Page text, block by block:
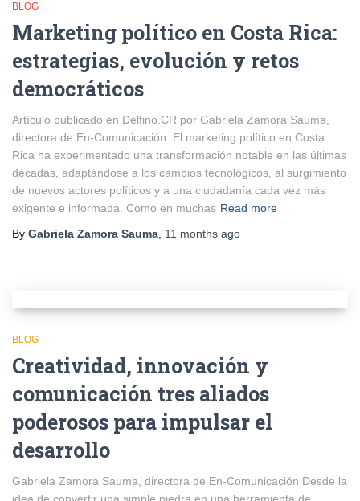
BLOG
Marketing político en Costa Rica:
estrategias, evolución y retos
democráticos
Artículo publicado en Delfino.CR por Gabriela Zamora Sauma,
directora de En-Comunicación. El marketing político en Costa
Rica ha experimentado una transformación notable en las últimas
décadas, adaptándose a los cambios tecnológicos, al surgimiento
de nuevos actores políticos y a una ciudadanía cada vez más
exigente e informada. Como en muchas Read more
By Gabriela Zamora Sauma, 11 months ago
BLOG
Creatividad, innovación y
comunicación tres aliados
poderosos para impulsar el
desarrollo
Gabriela Zamora Sauma, directora de En-Comunicación Desde la